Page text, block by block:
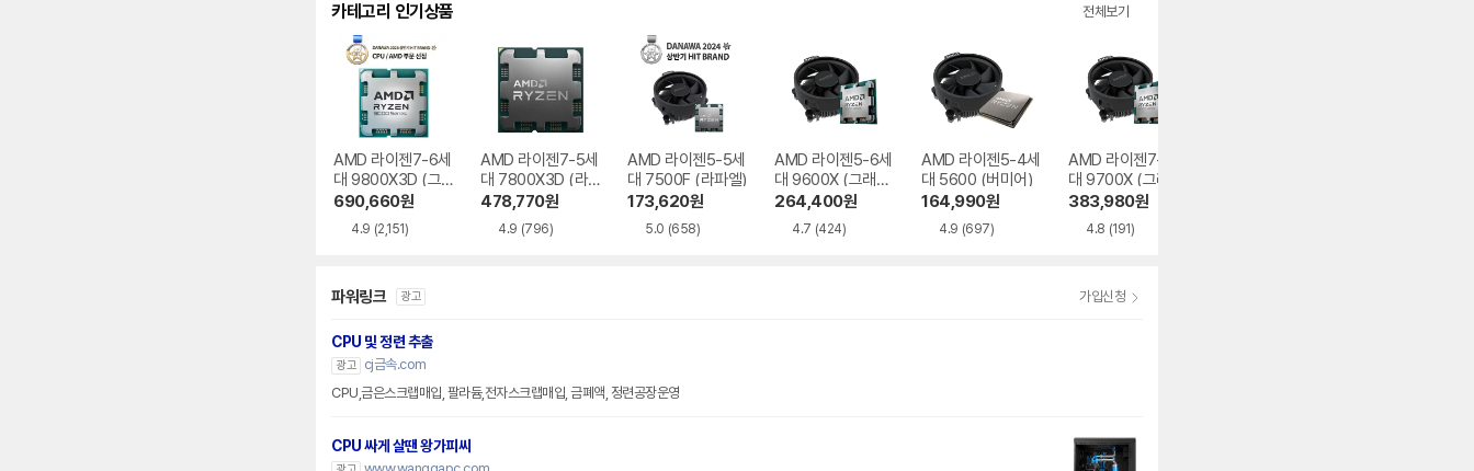
카테고리 인기상품 전체보기
AMD 라이젠7-6세
대 9800X3D (그
래니트 릿지)
690,660원
4.9 (2,151)
AMD 라이젠7-5세
대 7800X3D (라
파엘)
478,770원
4.9 (796)
AMD 라이젠5-5세
대 7500F (라파엘)
173,620원
5.0 (658)
AMD 라이젠5-6세
대 9600X (그래니
트 릿지)
264,400원
4.7 (424)
AMD 라이젠5-4세
대 5600 (버미어)
164,990원
4.9 (697)
AMD 라이젠7-6세
대 9700X (그래니
트 릿지)
383,980원
4.8 (191)
파워링크 광고 가입신청
CPU 및 정련 추출
광고
cj금속.com
CPU,금은스크랩매입, 팔라듐,전자스크랩매입, 금폐액, 정련공장운영
CPU 싸게 살땐 왕가피씨